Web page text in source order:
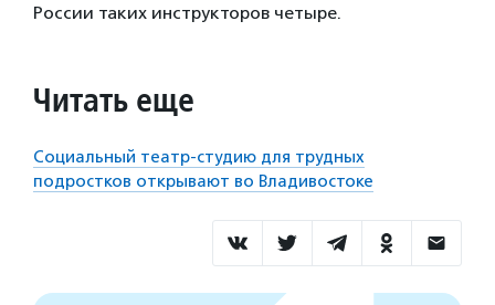
России таких инструкторов четыре.
Читать еще
Социальный театр-студию для трудных
подростков открывают во Владивостоке